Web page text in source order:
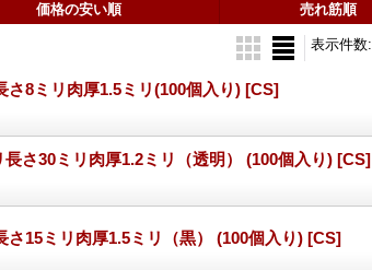
価格の安い順 売れ筋順
表示件数:
さ8ミリ肉厚1.5ミリ(100個入り) [CS]
さ30ミリ肉厚1.2ミリ（透明） (100個入り) [CS]
さ15ミリ肉厚1.5ミリ（黒） (100個入り) [CS]